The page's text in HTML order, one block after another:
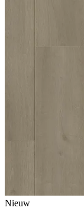
Nieuw